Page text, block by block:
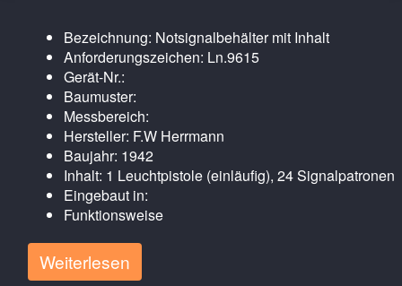
Bezeichnung: Notsignalbehälter mit Inhalt
Anforderungszeichen: Ln.9615
Gerät-Nr.:
Baumuster:
Messbereich:
Hersteller: F.W Herrmann
Baujahr: 1942
Inhalt: 1 Leuchtpistole (einläufig), 24 Signalpatronen
Eingebaut in:
Funktionsweise
Weiterlesen